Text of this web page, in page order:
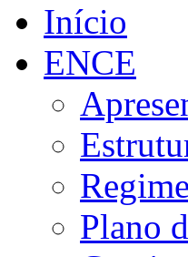
Início
ENCE
Plano